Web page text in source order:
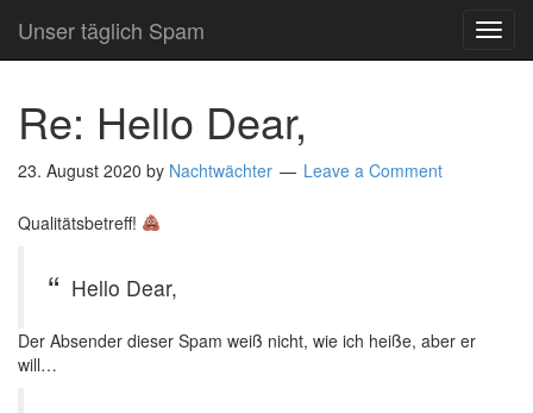
Unser täglich Spam
Re: Hello Dear,
23. August 2020 by Nachtwächter Leave a Comment
Qualitätsbetreff!
Hello Dear,
Der Absender dieser Spam weiß nicht, wie ich heiße, aber er
will…